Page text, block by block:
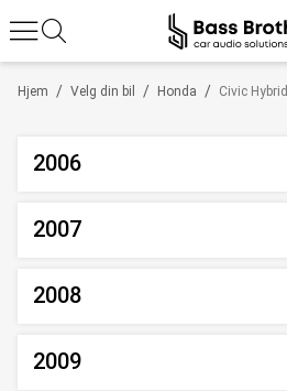
/
Hjem /
Velg din bil /
Honda Civic Hybrid
2006
2007
2008
2009